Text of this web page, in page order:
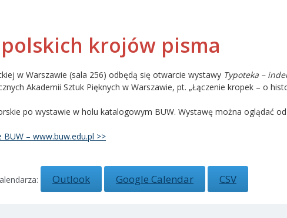
krojów pisma
w Warszawie (sala 256) odbędą się otwarcie wystawy Typoteka –
Akademii Sztuk Pięknych w Warszawie, pt. „Łączenie kropek – o
po wystawie w holu katalogowym BUW. Wystawę można oglądać
BUW – www.buw.edu.pl >>
Outlook Google Calendar CSV